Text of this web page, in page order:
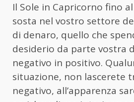
Il Sole in Capricorno fino
sosta nel vostro settore
di denaro, quello che
desiderio da parte vostra
negativo in positivo.
situazione, non lascerete
negativo, all’apparenza